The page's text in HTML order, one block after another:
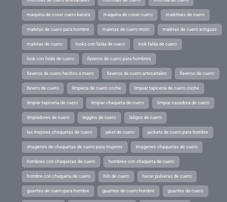
maquina de coser cuero barata maquina de coser cuero maletines de cuero
maletas de cuero para hombre maletas de cuero moto maletas de cuero antiguas
maletas de cuero looks con falda de cuero look falda de cuero
look con falda de cuero llaveros de cuero para hombres
llaveros de cuero hechos a mano llaveros de cuero artesanales llaveros de cuero
llavero de cuero limpieza de cuero coche limpiar tapiceria de cuero coche
limpiar tapiceria de cuero limpiar chaqueta de cuero limpiar cazadora de cuero
limpiadores de cuero leggins de cuero latigos de cuero
las mejores chaquetas de cuero jaket de cuero jackets de cuero para hombre
imagenes de chaquetas de cuero para mujeres imagenes chaquetas de cuero
hombres con chaquetas de cuero hombres con chaqueta de cuero
hombre con chaqueta de cuero hilo de cuero hacer pulseras de cuero
guantes de cuero para hombre guantes de cuero hombre guantes de cuero